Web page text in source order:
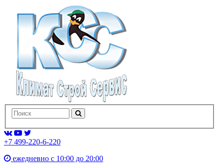
+7 499-220-6-220
ежедневно с 10:00 до 20:00